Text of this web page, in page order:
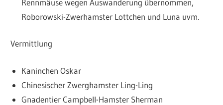
Roborowski-Zwerhamster Lottchen und Luna uvm.
Vermittlung
Kaninchen Oskar
Chinesischer Zwerghamster Ling-Ling
Gnadentier Campbell-Hamster Sherman